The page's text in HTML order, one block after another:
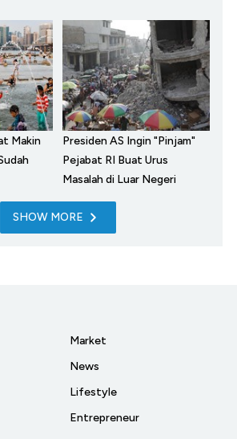
Makin
Presiden AS Ingin "Pinjam"
Pejabat RI Buat Urus
Masalah di Luar Negeri
SHOW MORE
Market
News
Lifestyle
Entrepreneur